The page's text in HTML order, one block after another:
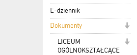
E-dziennik
Dokumenty
LICEUM
OGÓLNOKSZTAŁCĄCE